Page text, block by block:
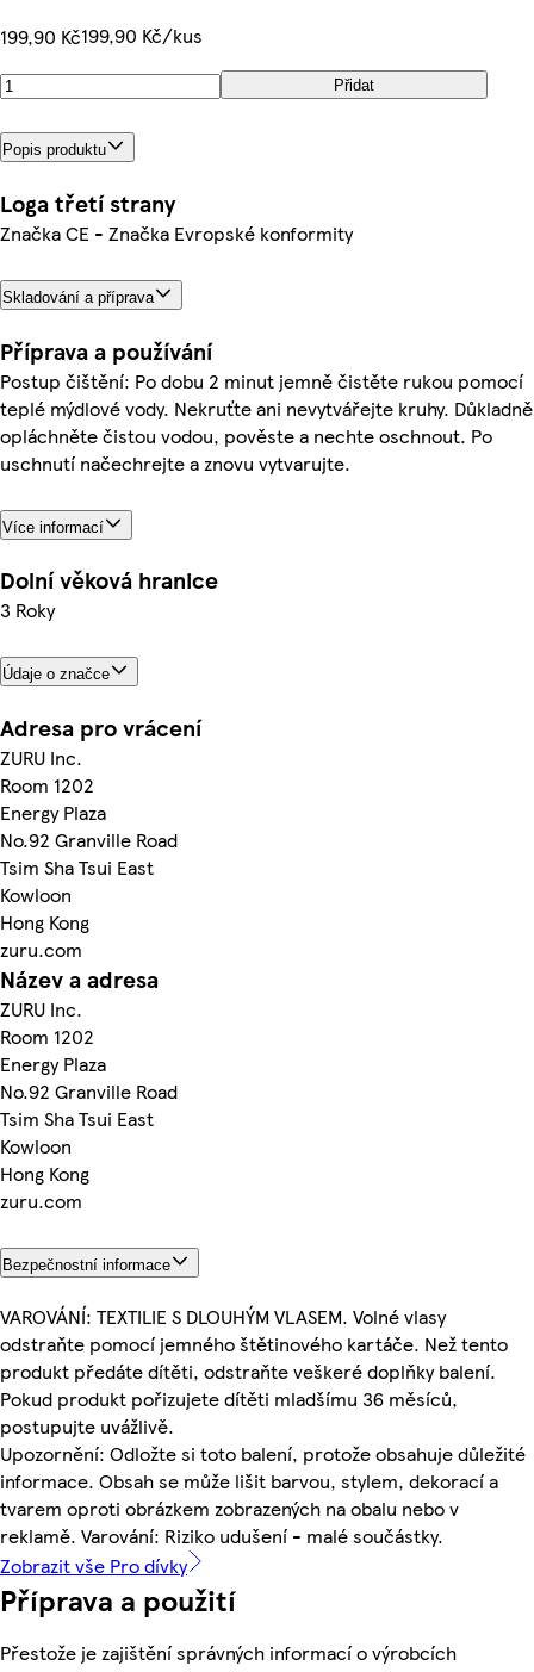
199,90 Kč199,90 Kč/kus
Přidat
Popis produktu
Loga třetí strany
Značka CE - Značka Evropské konformity
Skladování a příprava
Příprava a používání
Postup čištění: Po dobu 2 minut jemně čistěte rukou pomocí
teplé mýdlové vody. Nekruťte ani nevytvářejte kruhy. Důkladně
opláchněte čistou vodou, pověste a nechte oschnout. Po
uschnutí načechrejte a znovu vytvarujte.
Více informací
Dolní věková hranice
3 Roky
Údaje o značce
Adresa pro vrácení
ZURU Inc.
Room 1202
Energy Plaza
No.92 Granville Road
Tsim Sha Tsui East
Kowloon
Hong Kong
zuru.com
Název a adresa
ZURU Inc.
Room 1202
Energy Plaza
No.92 Granville Road
Tsim Sha Tsui East
Kowloon
Hong Kong
zuru.com
Bezpečnostní informace
VAROVÁNÍ: TEXTILIE S DLOUHÝM VLASEM. Volné vlasy
odstraňte pomocí jemného štětinového kartáče. Než tento
produkt předáte dítěti, odstraňte veškeré doplňky balení.
Pokud produkt pořizujete dítěti mladšímu 36 měsíců,
postupujte uvážlivě.
Upozornění: Odložte si toto balení, protože obsahuje důležité
informace. Obsah se může lišit barvou, stylem, dekorací a
tvarem oproti obrázkem zobrazených na obalu nebo v
reklamě. Varování: Riziko udušení - malé součástky.
Zobrazit vše Pro dívky
Příprava a použití
Přestože je zajištění správných informací o výrobcích